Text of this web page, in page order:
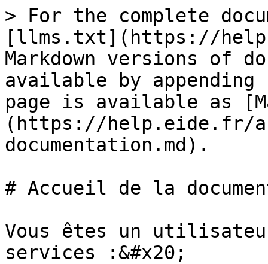
> For the complete
[llms.txt](https://
Markdown versions of
available by
page is available as
(https://help.eide.fr/
documentation.md).
# Accueil de la
Vous êtes un
services :&#x20;